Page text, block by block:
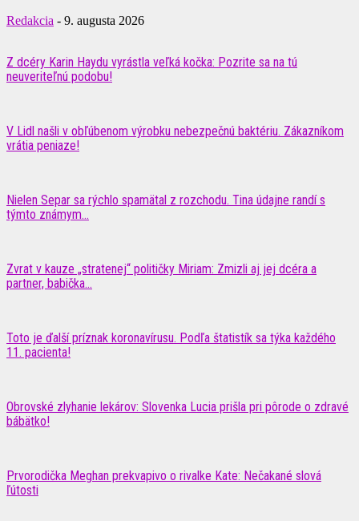
Redakcia - 9. augusta 2026
Z dcéry Karin Haydu vyrástla veľká kočka: Pozrite sa na tú
neuveriteľnú podobu!
V Lidl našli v obľúbenom výrobku nebezpečnú baktériu. Zákazníkom
vrátia peniaze!
Nielen Separ sa rýchlo spamätal z rozchodu. Tina údajne randí s
týmto známym...
Zvrat v kauze „stratenej“ političky Miriam: Zmizli aj jej dcéra a
partner, babička...
Toto je ďalší príznak koronavírusu. Podľa štatistík sa týka každého
11. pacienta!
Obrovské zlyhanie lekárov: Slovenka Lucia prišla pri pôrode o zdravé
bábätko!
Prvorodička Meghan prekvapivo o rivalke Kate: Nečakané slová
ľútosti